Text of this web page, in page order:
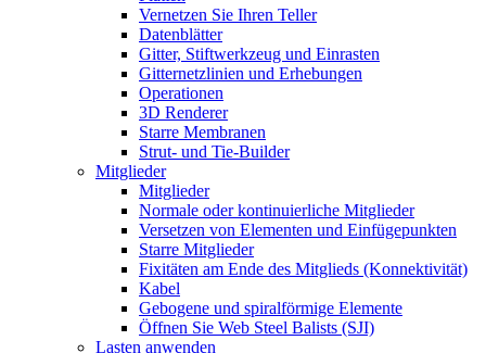
Vernetzen Sie Ihren Teller
Datenblätter
Gitter, Stiftwerkzeug und Einrasten
Gitternetzlinien und Erhebungen
Operationen
3D Renderer
Starre Membranen
Strut- und Tie-Builder
Mitglieder
Mitglieder
Normale oder kontinuierliche Mitglieder
Versetzen von Elementen und Einfügepunkten
Starre Mitglieder
Fixitäten am Ende des Mitglieds (Konnektivität)
Kabel
Gebogene und spiralförmige Elemente
Öffnen Sie Web Steel Balists (SJI)
Lasten anwenden